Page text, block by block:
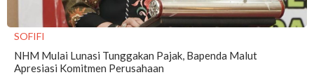
SOFIFI
NHM Mulai Lunasi Tunggakan Pajak, Bapenda Malut
Apresiasi Komitmen Perusahaan